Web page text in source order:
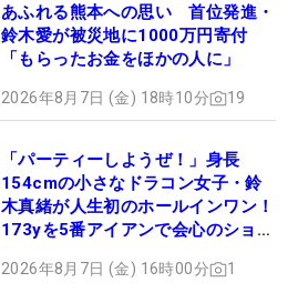
あふれる熊本への思い 首位発進・
鈴木愛が被災地に1000万円寄付
「もらったお金をほかの人に」
2026年8月7日 (金) 18時10分 19
「パーティーしようぜ！」身長
154cmの小さなドラコン女子・鈴
木真緒が人生初のホールインワン！
173yを5番アイアンで会心のショッ
2026年8月7日 (金) 16時00分 1